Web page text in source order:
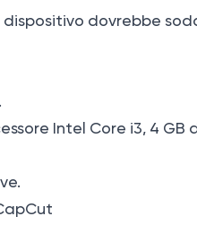
dovrebbe
Intel Core i3, 4 GB